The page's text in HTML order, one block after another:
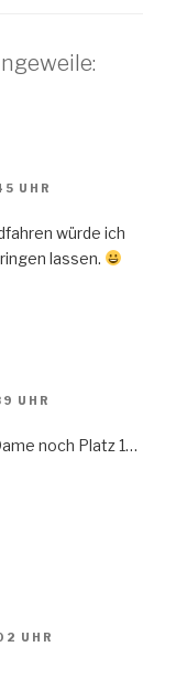
UHR
würde ich
lassen.
UHR
noch Platz 1…
UHR